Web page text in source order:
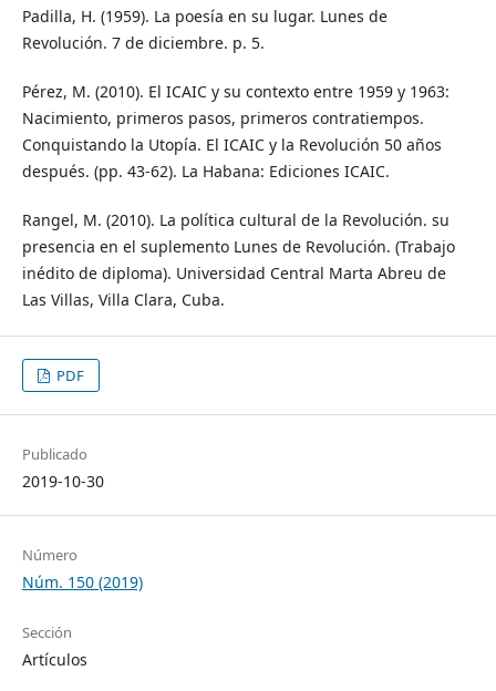
Padilla, H. (1959). La poesía en su lugar. Lunes de
Revolución. 7 de diciembre. p. 5.
Pérez, M. (2010). El ICAIC y su contexto entre 1959 y 1963:
Nacimiento, primeros pasos, primeros contratiempos.
Conquistando la Utopía. El ICAIC y la Revolución 50 años
después. (pp. 43-62). La Habana: Ediciones ICAIC.
Rangel, M. (2010). La política cultural de la Revolución. su
presencia en el suplemento Lunes de Revolución. (Trabajo
inédito de diploma). Universidad Central Marta Abreu de
Las Villas, Villa Clara, Cuba.
PDF
Publicado
2019-10-30
Número
Núm. 150 (2019)
Sección
Artículos